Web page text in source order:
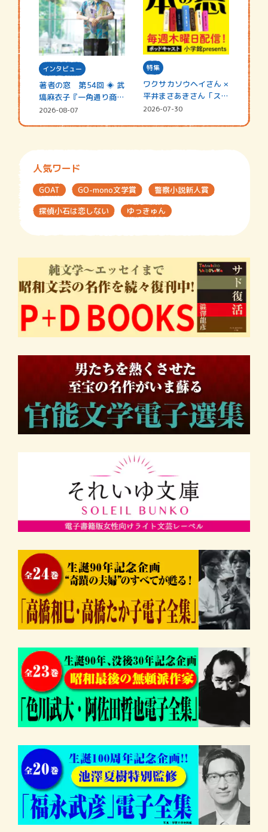
インタビュー
著者の窓 第54回 ◈ 武
塙麻衣子『一角通り商店
街の…
2026-08-07
特集
ワクサカソウヘイさん ×
平井まさあきさん「スペ
シャ…
2026-07-30
人気ワード
GOAT GO-mono文学賞
警察小説新人賞
探偵小石は恋しない
ゆっきゅん